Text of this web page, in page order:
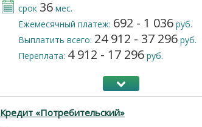
срок 36 мес.
Ежемесячный платеж: 692 - 1 036 руб.
Выплатить всего: 24 912 - 37 296 руб.
Переплата: 4 912 - 17 296 руб.
Кредит «Потребительский»